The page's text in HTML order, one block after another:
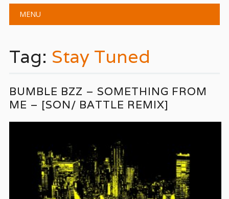
Main menu
MENU
Tag: Stay Tuned
BUMBLE BZZ – SOMETHING FROM
ME – [SON/ BATTLE REMIX]